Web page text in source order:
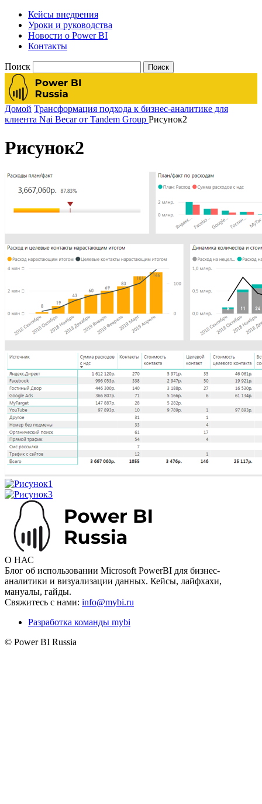
Кейсы внедрения
Уроки и руководства
Новости о Power BI
Контакты
Поиск
Домой Трансформация подхода к бизнес-аналитике для
клиента Nai Beсar от Tandem Group Рисунок2
Рисунок2
О НАС
Блог об использовании Microsoft PowerBI для бизнес-
аналитики и визуализации данных. Кейсы, лайфхахи,
мануалы, гайды.
Свяжитесь с нами: info@mybi.ru
Разработка команды mybi
© Power BI Russia